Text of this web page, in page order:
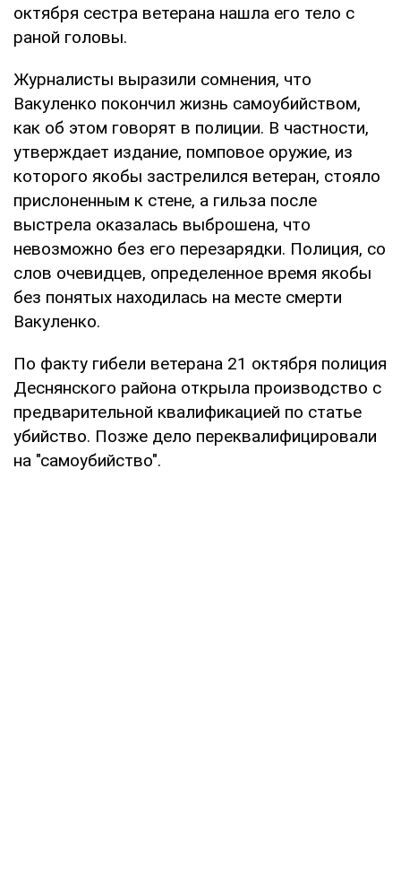
октября сестра ветерана нашла его тело с
раной головы.
Журналисты выразили сомнения, что
Вакуленко покончил жизнь самоубийством,
как об этом говорят в полиции. В частности,
утверждает издание, помповое оружие, из
которого якобы застрелился ветеран, стояло
прислоненным к стене, а гильза после
выстрела оказалась выброшена, что
невозможно без его перезарядки. Полиция, со
слов очевидцев, определенное время якобы
без понятых находилась на месте смерти
Вакуленко.
По факту гибели ветерана 21 октября полиция
Деснянского района открыла производство с
предварительной квалификацией по статье
убийство. Позже дело переквалифицировали
на "самоубийство".